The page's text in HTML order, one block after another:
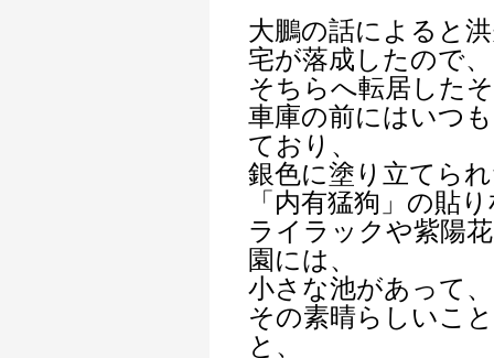
大鵬の話によると
宅が落成したので、
そちらへ転居した
車庫の前にはいつ
ており、
銀色に塗り立てら
「内有猛狗」の貼
ライラックや紫陽
園には、
小さな池があって
その素晴らしいこ
と、